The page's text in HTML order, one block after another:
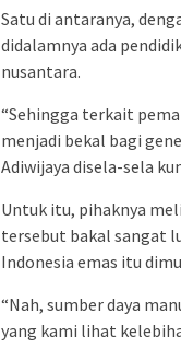
Satu di antaranya,
didalamnya ada
nusantara.
“Sehingga terkait
menjadi bekal bagi
Adiwijaya disela-sela
Untuk itu, pihaknya
tersebut bakal sangat
Indonesia emas itu
“Nah, sumber daya
yang kami lihat